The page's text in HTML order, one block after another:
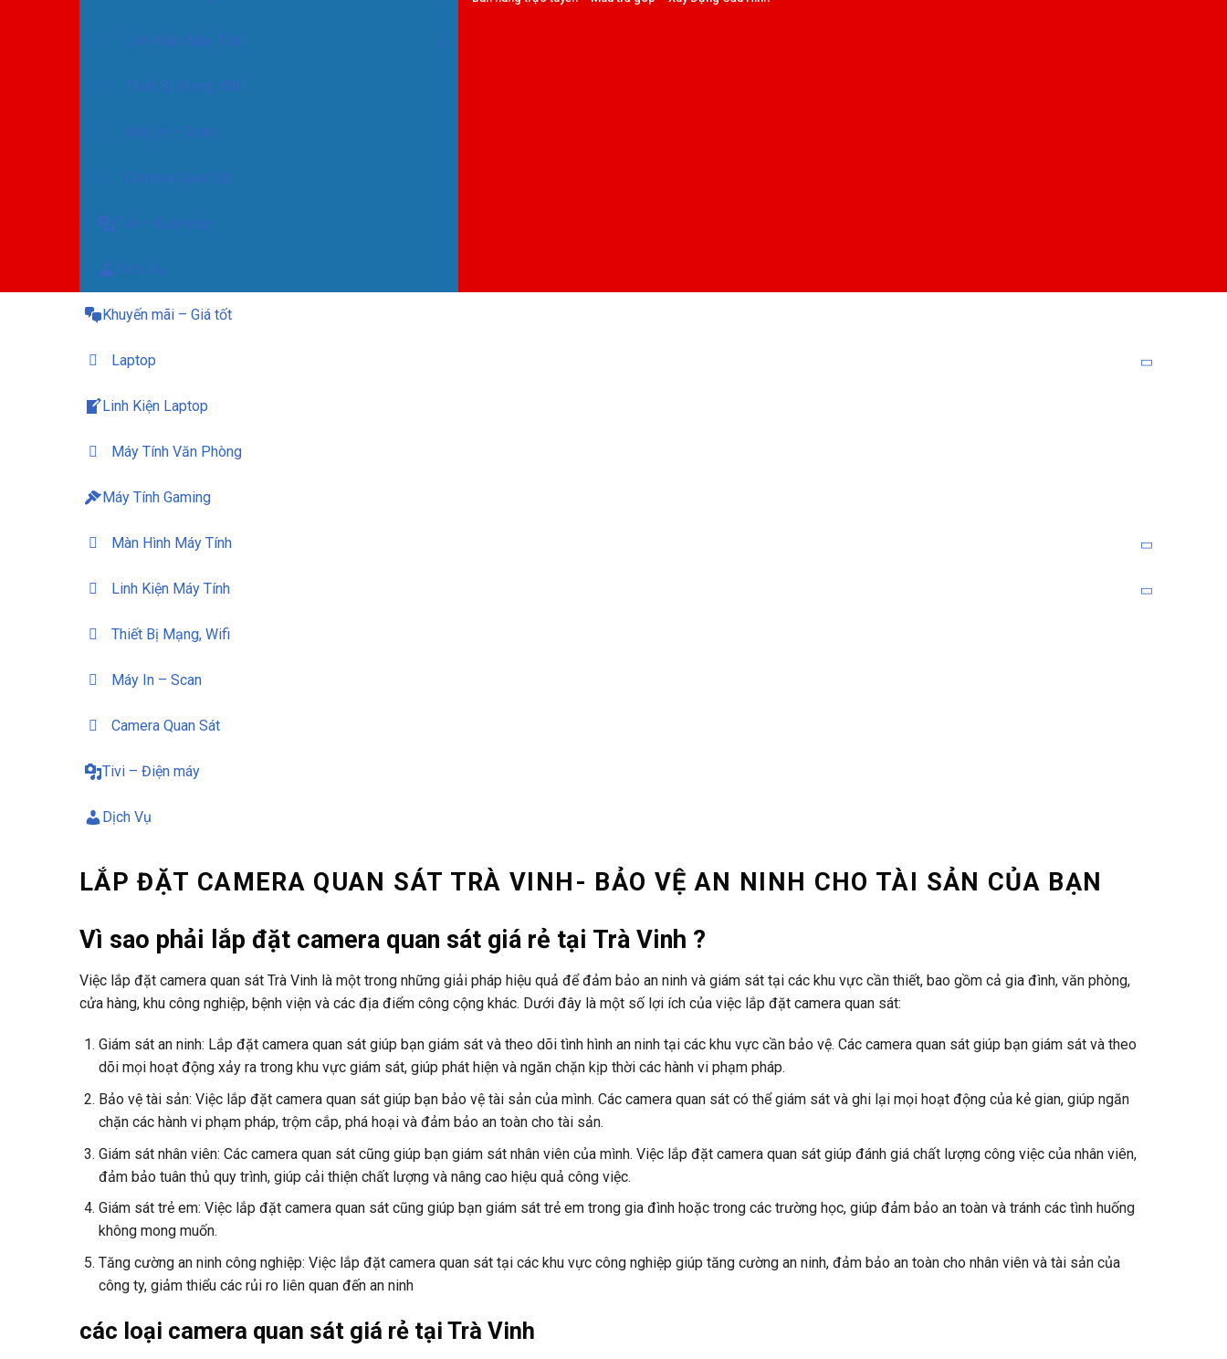
Khuyến mãi – Giá tốt
Laptop
Linh Kiện Laptop
Máy Tính Văn Phòng
Máy Tính Gaming
Màn Hình Máy Tính
Linh Kiện Máy Tính
Thiết Bị Mạng, Wifi
Máy In – Scan
Camera Quan Sát
Tivi – Điện máy
Dịch Vụ
LẮP ĐẶT CAMERA QUAN SÁT TRÀ VINH- BẢO VỆ AN NINH CHO TÀI SẢN CỦA BẠN
Vì sao phải lắp đặt camera quan sát giá rẻ tại Trà Vinh ?
Việc lắp đặt camera quan sát Trà Vinh là một trong những giải pháp hiệu quả để đảm bảo an ninh và giám sát tại các khu vực cần thiết, bao gồm cả gia đình, văn phòng,
cửa hàng, khu công nghiệp, bệnh viện và các địa điểm công cộng khác. Dưới đây là một số lợi ích của việc lắp đặt camera quan sát:
Giám sát an ninh: Lắp đặt camera quan sát giúp bạn giám sát và theo dõi tình hình an ninh tại các khu vực cần bảo vệ. Các camera quan sát giúp bạn giám sát và theo
dõi mọi hoạt động xảy ra trong khu vực giám sát, giúp phát hiện và ngăn chặn kịp thời các hành vi phạm pháp.
Bảo vệ tài sản: Việc lắp đặt camera quan sát giúp bạn bảo vệ tài sản của mình. Các camera quan sát có thể giám sát và ghi lại mọi hoạt động của kẻ gian, giúp ngăn
chặn các hành vi phạm pháp, trộm cắp, phá hoại và đảm bảo an toàn cho tài sản.
Giám sát nhân viên: Các camera quan sát cũng giúp bạn giám sát nhân viên của mình. Việc lắp đặt camera quan sát giúp đánh giá chất lượng công việc của nhân viên,
đảm bảo tuân thủ quy trình, giúp cải thiện chất lượng và nâng cao hiệu quả công việc.
Giám sát trẻ em: Việc lắp đặt camera quan sát cũng giúp bạn giám sát trẻ em trong gia đình hoặc trong các trường học, giúp đảm bảo an toàn và tránh các tình huống
không mong muốn.
Tăng cường an ninh công nghiệp: Việc lắp đặt camera quan sát tại các khu vực công nghiệp giúp tăng cường an ninh, đảm bảo an toàn cho nhân viên và tài sản của
công ty, giảm thiểu các rủi ro liên quan đến an ninh
các loại camera quan sát giá rẻ tại Trà Vinh